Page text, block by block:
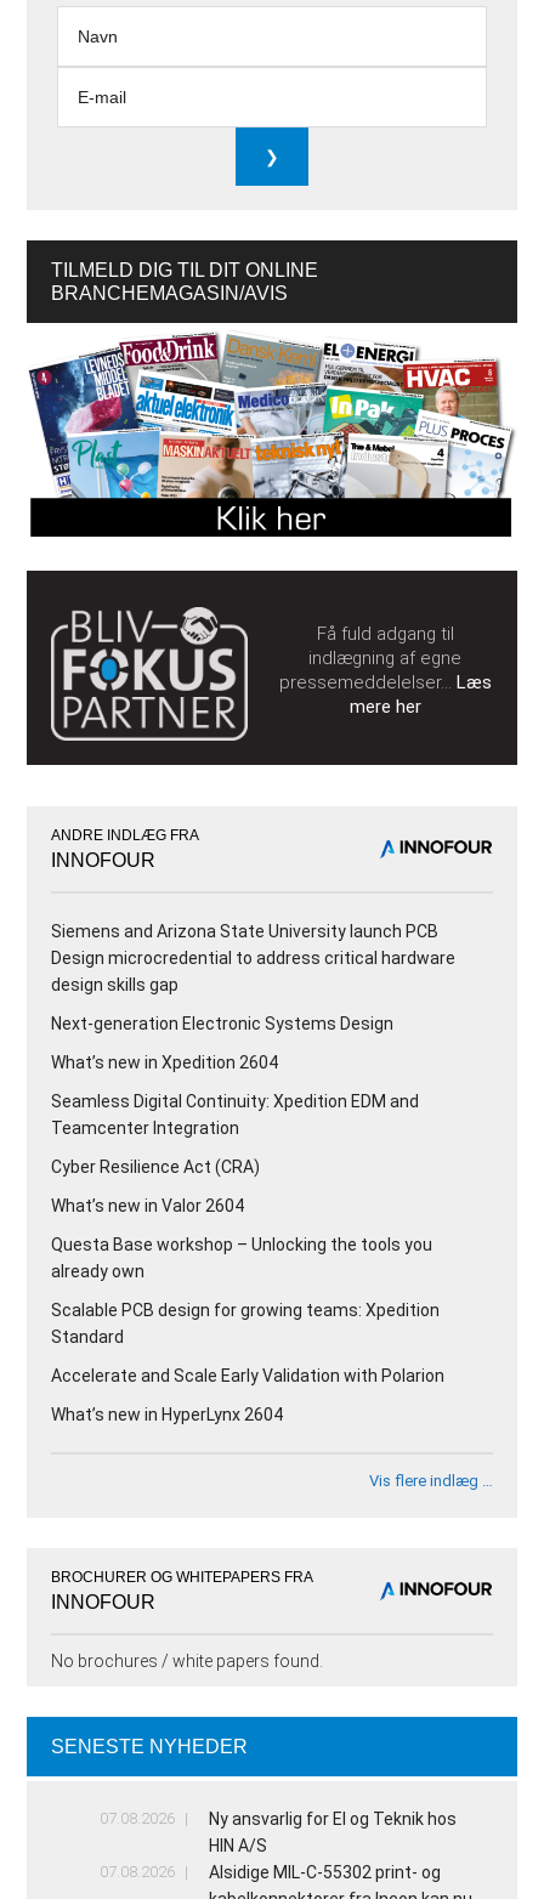
TILMELD DIG TIL DIT ONLINE
BRANCHEMAGASIN/AVIS
Få fuld adgang til
indlægning af egne
pressemeddelelser… Læs
mere her
ANDRE INDLÆG FRA
INNOFOUR
Siemens and Arizona State University launch PCB
Design microcredential to address critical hardware
design skills gap
Next-generation Electronic Systems Design
What’s new in Xpedition 2604
Seamless Digital Continuity: Xpedition EDM and
Teamcenter Integration
Cyber Resilience Act (CRA)
What’s new in Valor 2604
Questa Base workshop – Unlocking the tools you
already own
Scalable PCB design for growing teams: Xpedition
Standard
Accelerate and Scale Early Validation with Polarion
What’s new in HyperLynx 2604
Vis flere indlæg …
BROCHURER OG WHITEPAPERS FRA
INNOFOUR
No brochures / white papers found.
SENESTE NYHEDER
07.08.2026
Ny ansvarlig for El og Teknik hos
HIN A/S
07.08.2026
Alsidige MIL-C-55302 print- og